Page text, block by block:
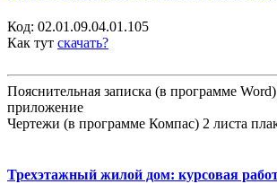
Код: 02.01.09.04.01.105
Как тут скачать?
Пояснительная записка (в программе
приложение
Чертежи (в программе Компас) 2 листа
Трехэтажный жилой дом: курсовая